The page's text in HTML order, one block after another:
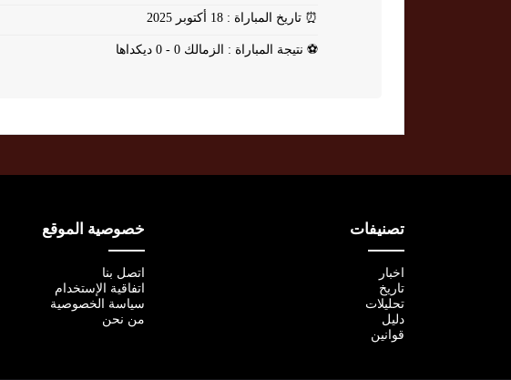
⏰ تاريخ المباراة : 18 أكتوبر 2025
⚽ نتيجة المباراة : الزمالك 0 - 0 ديكداها
تصنيفات
اخبار
تاريخ
تحليلات
دليل
قوانين
خصوصية الموقع
اتصل بنا
اتفاقية الإستخدام
سياسة الخصوصية
من نحن